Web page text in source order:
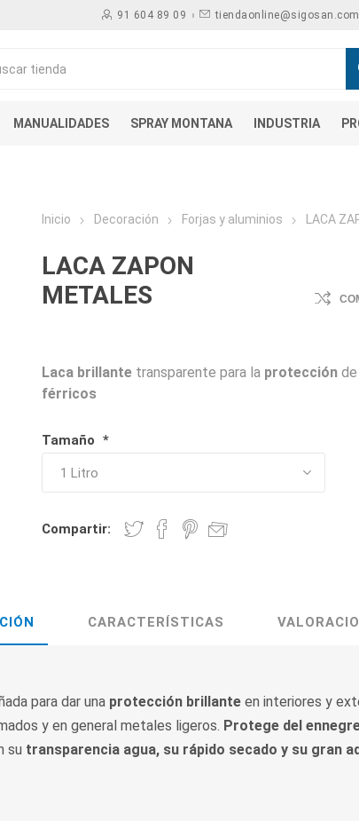
91 604 89 09 tiendaonline@sigosan.com
MANUALIDADES SPRAY MONTANA INDUSTRIA
Inicio Decoración Forjas y aluminios LACA
LACA ZAPON
METALES
Laca brillante transparente para la protección de
férricos
Tamaño *
Compartir:
CARACTERÍSTICAS
para dar una protección brillante en interiores y
y en general metales ligeros. Protege del
su transparencia agua, su rápido secado y su gran